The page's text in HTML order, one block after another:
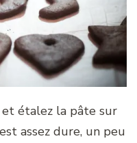
étalez la pâte sur
assez dure, un peu